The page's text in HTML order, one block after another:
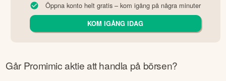
Öppna konto helt gratis – kom igång på några minuter
KOM IGÅNG IDAG
GårPromimicaktie att handla på börsen?